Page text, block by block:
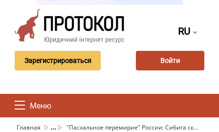
RU
Зарегистрироваться Войти
Меню
Главная ... "Пасхальное перемирие" России: Сибига ск...